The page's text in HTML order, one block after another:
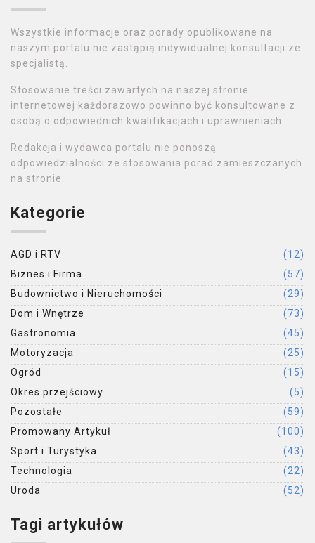
Wszystkie informacje oraz porady opublikowane na
naszym portalu nie zastąpią indywidualnej konsultacji ze
specjalistą.
Stosowanie treści zawartych na naszej stronie
internetowej każdorazowo powinno być konsultowane z
osobą o odpowiednich kwalifikacjach i uprawnieniach.
Redakcja i wydawca portalu nie ponoszą
odpowiedzialności ze stosowania porad zamieszczanych
na stronie.
Kategorie
AGD i RTV
(12)
Biznes i Firma
(57)
Budownictwo i Nieruchomości
(29)
Dom i Wnętrze
(73)
Gastronomia
(45)
Motoryzacja
(25)
Ogród
(15)
Okres przejściowy
(5)
Pozostałe
(59)
Promowany Artykuł
(100)
Sport i Turystyka
(43)
Technologia
(22)
Uroda
(52)
Tagi artykułów